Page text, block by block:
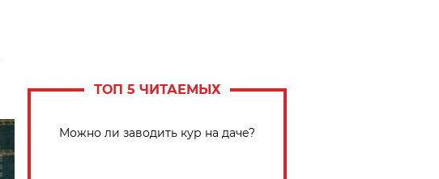
ТОП 5 ЧИТАЕМЫХ
Можно ли заводить кур на даче?